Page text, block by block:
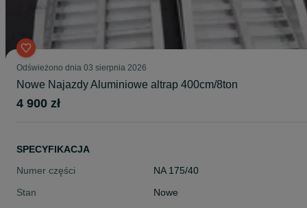
Odświeżono dnia 03 sierpnia 2026
Nowe Najazdy Aluminiowe altrap 400cm/8ton
4 900 zł
SPECYFIKACJA
Numer części
NA 175/40
Stan
Nowe